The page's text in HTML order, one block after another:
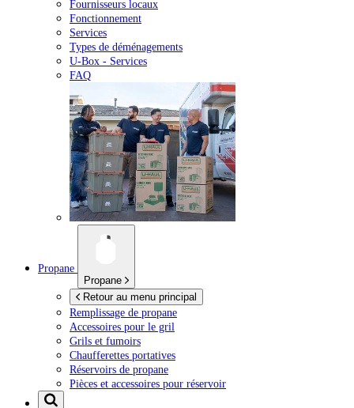
Fournisseurs locaux
Fonctionnement
Services
Types de déménagements
U-Box - Services
FAQ
Propane
Propane
Retour au menu principal
Remplissage de propane
Accessoires pour le gril
Grils et fumoirs
Chaufferettes portatives
Réservoirs de propane
Pièces et accessoires pour réservoir